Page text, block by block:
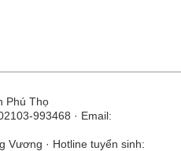
Phú Thọ
993468 · Email:
Vương · Hotline tuyển sinh: